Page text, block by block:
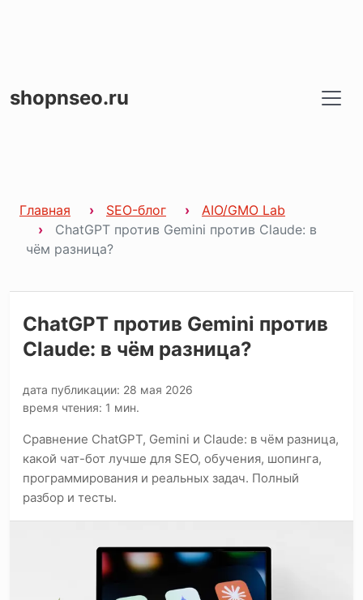
shopnseo.ru
Главная SEO-блог
AIO/GMO Lab
ChatGPT против Gemini против Claude: в
чём разница?
ChatGPT против Gemini против
Claude: в чём разница?
дата публикации: 28 мая 2026
время чтения: 1 мин.
Сравнение ChatGPT, Gemini и Claude: в чём разница,
какой чат-бот лучше для SEO, обучения, шопинга,
программирования и реальных задач. Полный
разбор и тесты.